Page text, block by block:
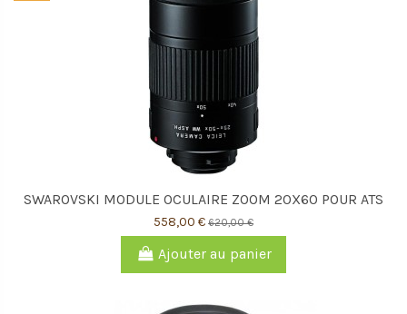
SWAROVSKI MODULE OCULAIRE ZOOM 20X60 POUR ATS
558,00 € 620,00 €
Ajouter au panier